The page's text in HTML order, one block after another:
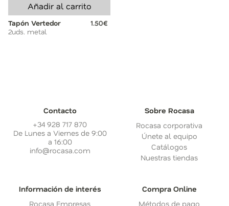
Añadir al carrito
Tapón Vertedor
1.50€
2uds. metal
Contacto
+34 928 717 870
De Lunes a Viernes de 9:00
a 16:00
info@rocasa.com
Sobre Rocasa
Rocasa corporativa
Únete al equipo
Catálogos
Nuestras tiendas
Información de interés
Rocasa Empresas
Compra Online
Métodos de pago